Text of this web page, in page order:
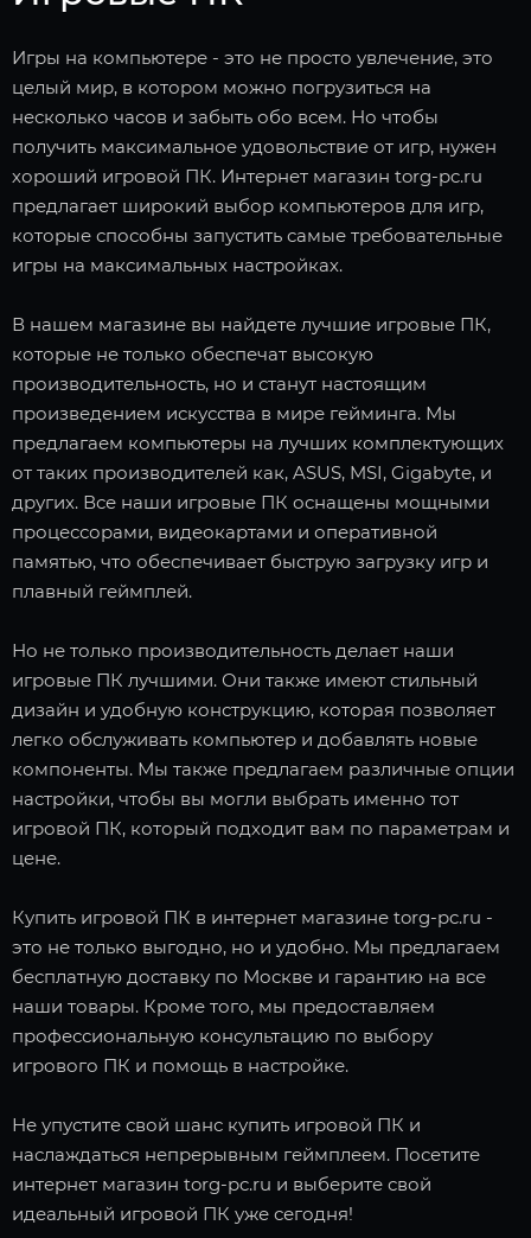
Игры на компьютере - это не просто увлечение, это
целый мир, в котором можно погрузиться на
несколько часов и забыть обо всем. Но чтобы
получить максимальное удовольствие от игр, нужен
хороший игровой ПК. Интернет магазин torg-pc.ru
предлагает широкий выбор компьютеров для игр,
которые способны запустить самые требовательные
игры на максимальных настройках.
В нашем магазине вы найдете лучшие игровые ПК,
которые не только обеспечат высокую
производительность, но и станут настоящим
произведением искусства в мире гейминга. Мы
предлагаем компьютеры на лучших комплектующих
от таких производителей как, ASUS, MSI, Gigabyte, и
других. Все наши игровые ПК оснащены мощными
процессорами, видеокартами и оперативной
памятью, что обеспечивает быструю загрузку игр и
плавный геймплей.
Но не только производительность делает наши
игровые ПК лучшими. Они также имеют стильный
дизайн и удобную конструкцию, которая позволяет
легко обслуживать компьютер и добавлять новые
компоненты. Мы также предлагаем различные опции
настройки, чтобы вы могли выбрать именно тот
игровой ПК, который подходит вам по параметрам и
цене.
Купить игровой ПК в интернет магазине torg-pc.ru -
это не только выгодно, но и удобно. Мы предлагаем
бесплатную доставку по Москве и гарантию на все
наши товары. Кроме того, мы предоставляем
профессиональную консультацию по выбору
игрового ПК и помощь в настройке.
Не упустите свой шанс купить игровой ПК и
наслаждаться непрерывным геймплеем. Посетите
интернет магазин torg-pc.ru и выберите свой
идеальный игровой ПК уже сегодня!